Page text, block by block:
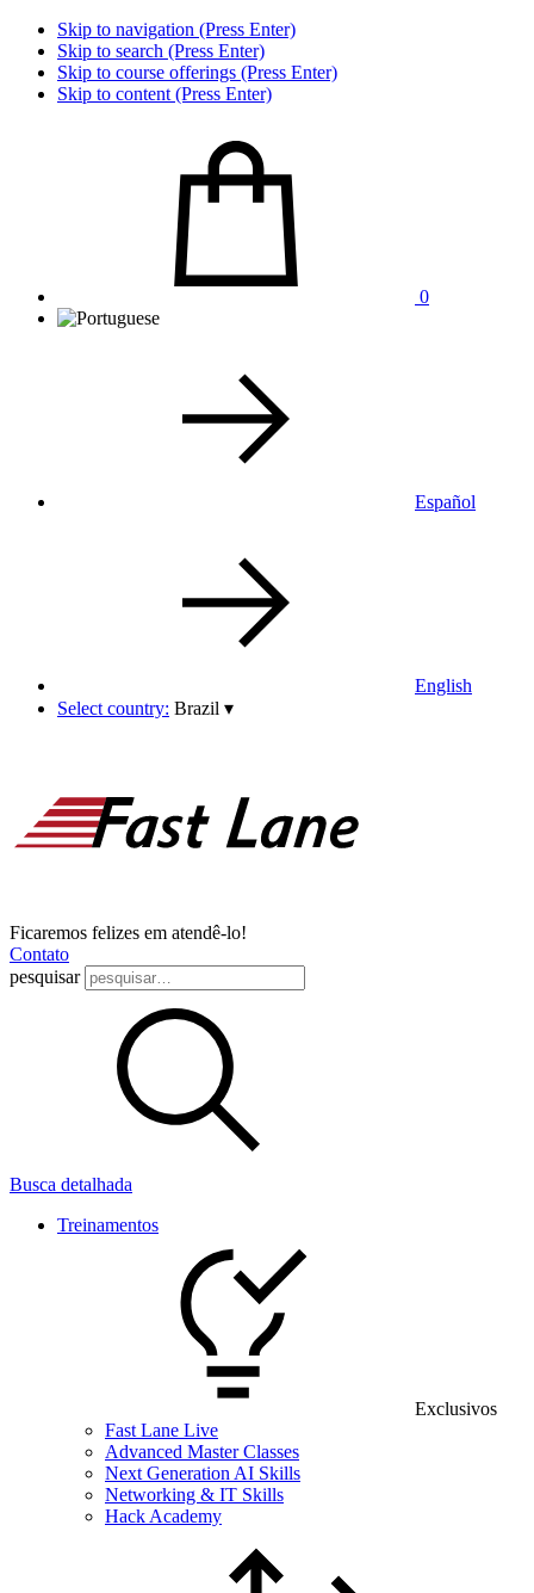
Skip to navigation (Press Enter)
Skip to search (Press Enter)
Skip to course offerings (Press Enter)
Skip to content (Press Enter)
0
Español
English
Select country: Brazil ▾
Ficaremos felizes em atendê-lo!
Contato
pesquisar
Busca detalhada
Treinamentos
Exclusivos
Fast Lane Live
Advanced Master Classes
Next Generation AI Skills
Networking & IT Skills
Hack Academy